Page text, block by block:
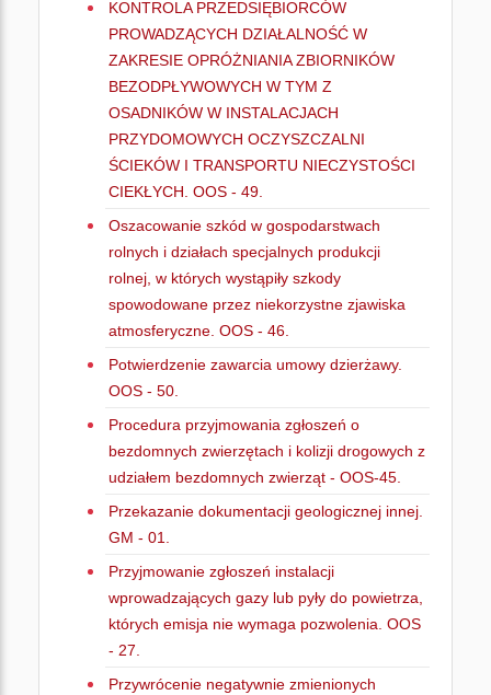
KONTROLA PRZEDSIĘBIORCÓW
PROWADZĄCYCH DZIAŁALNOŚĆ W
ZAKRESIE OPRÓŻNIANIA ZBIORNIKÓW
BEZODPŁYWOWYCH W TYM Z
OSADNIKÓW W INSTALACJACH
PRZYDOMOWYCH OCZYSZCZALNI
ŚCIEKÓW I TRANSPORTU NIECZYSTOŚCI
CIEKŁYCH. OOS - 49.
Oszacowanie szkód w gospodarstwach
rolnych i działach specjalnych produkcji
rolnej, w których wystąpiły szkody
spowodowane przez niekorzystne zjawiska
atmosferyczne. OOS - 46.
Potwierdzenie zawarcia umowy dzierżawy.
OOS - 50.
Procedura przyjmowania zgłoszeń o
bezdomnych zwierzętach i kolizji drogowych z
udziałem bezdomnych zwierząt - OOS-45.
Przekazanie dokumentacji geologicznej innej.
GM - 01.
Przyjmowanie zgłoszeń instalacji
wprowadzających gazy lub pyły do powietrza,
których emisja nie wymaga pozwolenia. OOS
- 27.
Przywrócenie negatywnie zmienionych